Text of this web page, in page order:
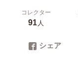
コレクター
91人
シェア